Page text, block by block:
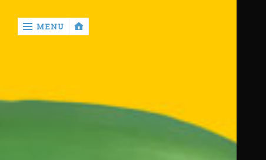
return
Home
MENU